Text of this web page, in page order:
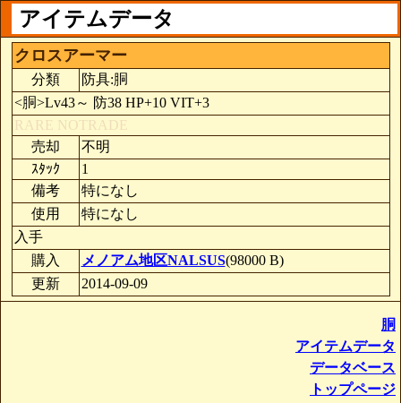
アイテムデータ
クロスアーマー
分類
防具:胴
<胴>Lv43～ 防38 HP+10 VIT+3
RARE NOTRADE
売却
不明
ｽﾀｯｸ
1
備考
特になし
使用
特になし
入手
購入
メノアム地区NALSUS(98000 B)
更新
2014-09-09
胴
アイテムデータ
データベース
トップページ